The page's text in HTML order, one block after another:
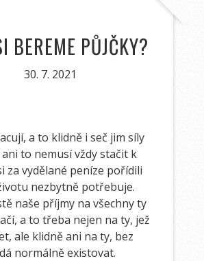
BEREME PŮJČKY?
30. 7. 2021
a to klidně i seč jim síly
to nemusí vždy stačit k
za vydělané peníze pořídili
nezbytně potřebuje.
naše příjmy na všechny ty
a to třeba nejen na ty, jež
ale klidně ani na ty, bez
normálně existovat.